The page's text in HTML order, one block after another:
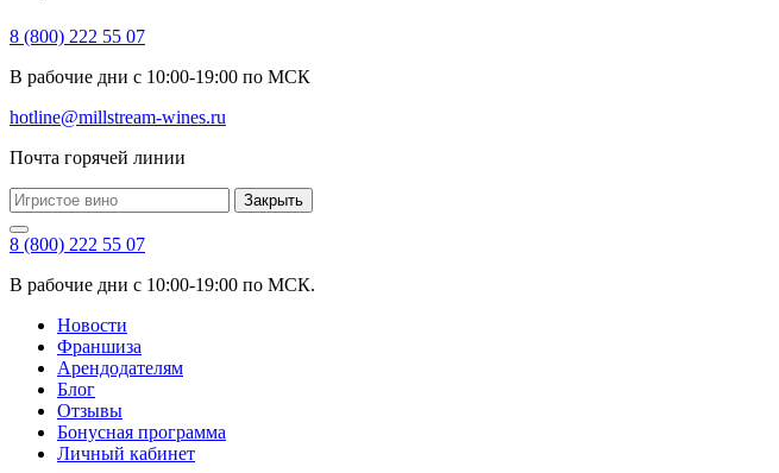
8 (800) 222 55 07
В рабочие дни с 10:00-19:00 по МСК
hotline@millstream-wines.ru
Почта горячей линии
Закрыть
8 (800) 222 55 07
В рабочие дни с 10:00-19:00 по МСК.
Новости
Франшиза
Арендодателям
Блог
Отзывы
Бонусная программа
Личный кабинет